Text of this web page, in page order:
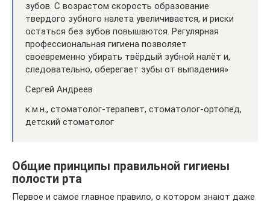
зубов. С возрастом скорость образование
твердого зубного налета увеличивается, и риски
остаться без зубов повышаются. Регулярная
профессиональная гигиена позволяет
своевременно убирать твёрдый зубной налёт и,
следовательно, оберегает зубы от выпадения»
Сергей Андреев
к.м.н., стоматолог-терапевт, стоматолог-ортопед,
детский стоматолог
Общие принципы правильной гигиены
полости рта
Первое и самое главное правило, о котором знают даже